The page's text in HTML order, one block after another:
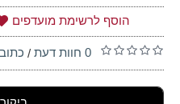
הוסף לרשימת מועדפים
0 חוות דעת /